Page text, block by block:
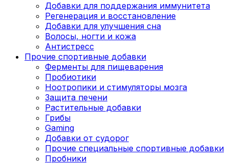
Добавки для поддержания иммунитета
Регенерация и восстановление
Добавки для улучшения сна
Волосы, ногти и кожа
Антистресс
Прочие спортивные добавки
Ферменты для пищеварения
Пробиотики
Ноотропики и стимуляторы мозга
Защита печени
Растительные добавки
Грибы
Gaming
Добавки от судорог
Прочие специальные спортивные добавки
Пробники